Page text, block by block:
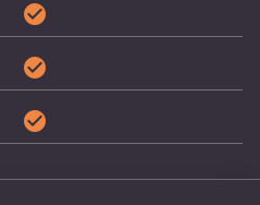
check_circle
check_circle
check_circle